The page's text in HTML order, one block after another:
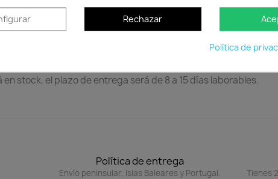
de baja densidad).
Resistente a impactos. Ligera. Los maceteros son fáciles
stock, el plazo de entrega será de 8 a 15 días laborables.
Política de entrega
Envío peninsular, Islas Baleares y Portugal.
Tienes
Rechazar
Política de